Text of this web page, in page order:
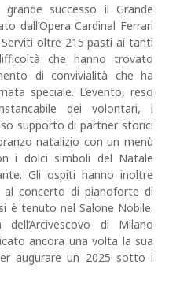
successo il Grande
dall’Opera Cardinal Ferrari
oltre 215 pasti ai tanti
che hanno trovato
di convivialità che ha
speciale. L’evento, reso
dei volontari, i
supporto di partner storici
natalizio con un menù
i dolci simboli del Natale
Gli ospiti hanno inoltre
al concerto di pianoforte di
è tenuto nel Salone Nobile.
di Milano
ancora una volta la sua
augurare un 2025 sotto i